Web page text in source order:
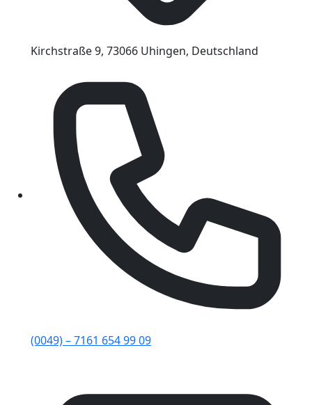
Kirchstraße 9, 73066 Uhingen, Deutschland
(0049) – 7161 654 99 09